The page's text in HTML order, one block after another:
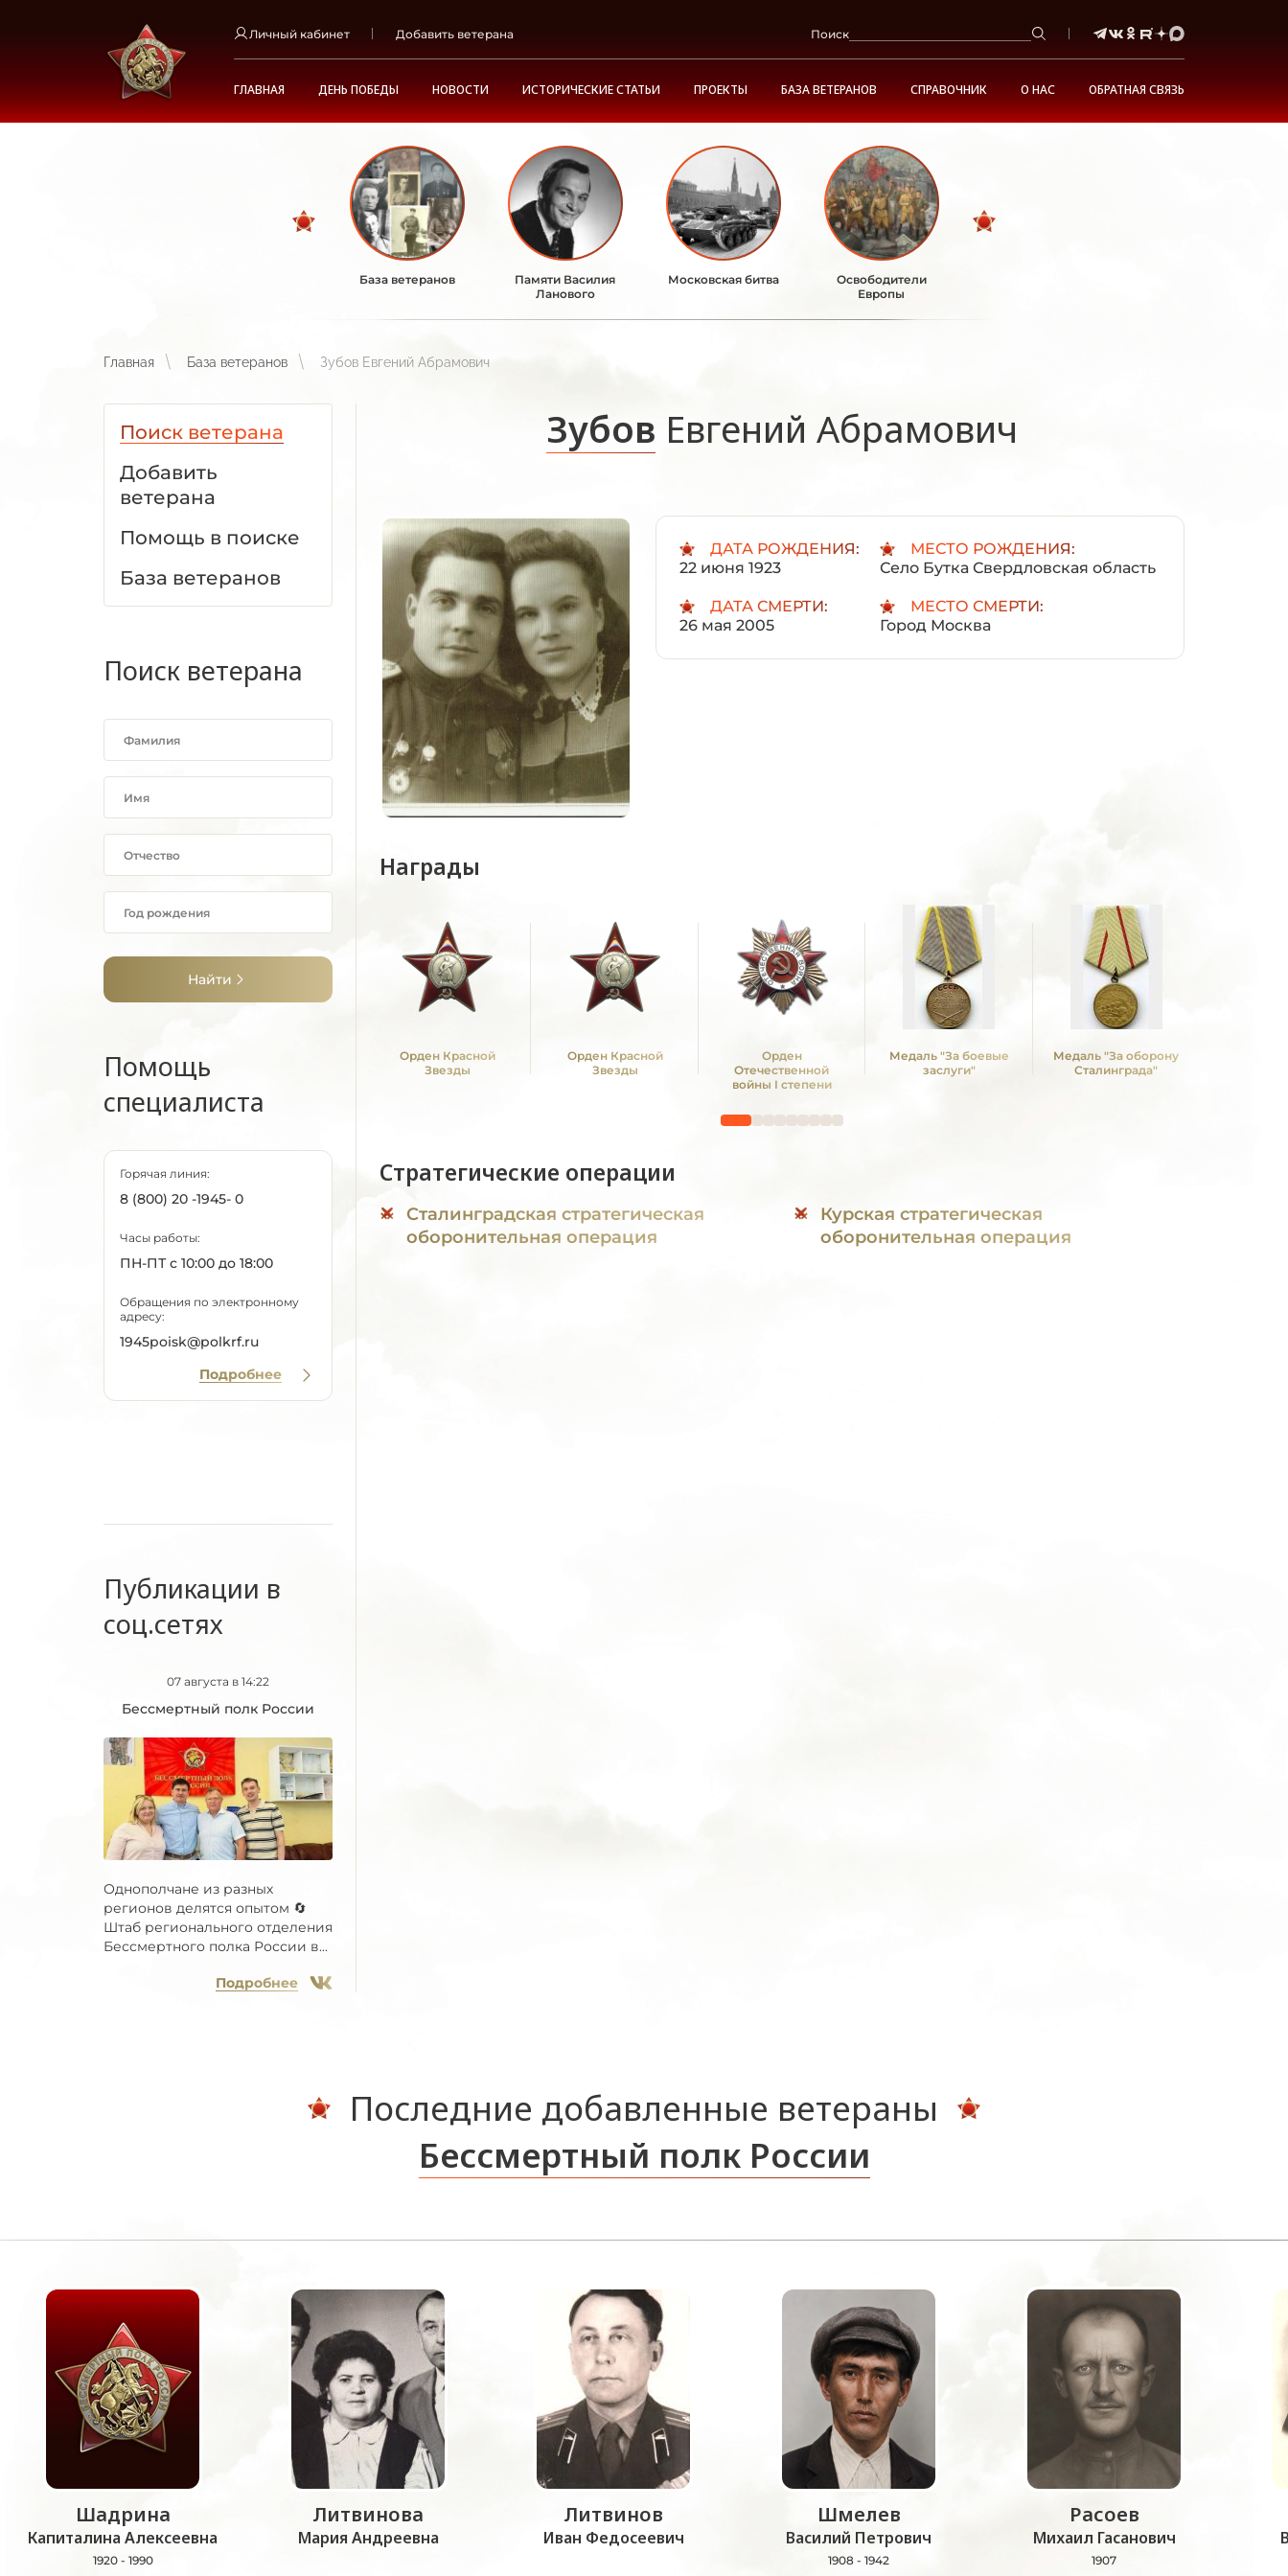
Личный кабинет Добавить ветерана Поиск
ГЛАВНАЯ ДЕНЬ ПОБЕДЫ НОВОСТИ ИСТОРИЧЕСКИЕ СТАТЬИ ПРОЕКТЫ БАЗА ВЕТЕРАНОВ СПРАВОЧНИК О НАС ОБРАТНАЯ СВЯЗЬ
База ветеранов
Памяти Василия
Ланового
Московская битва
Освободители
Европы
Главная База ветеранов Зубов Евгений Абрамович
Поиск ветерана
Добавить
ветерана
Помощь в поиске
База ветеранов
Поиск ветерана
Найти
Помощь
специалиста
Горячая линия:
8 (800) 20 -1945- 0
Часы работы:
ПН-ПТ с 10:00 до 18:00
Обращения по электронному
адресу:
1945poisk@polkrf.ru
Подробнее
Публикации в
соц.сетях
07 августа в 14:22
Бессмертный полк России
Однополчане из разных
регионов делятся опытом 🔄
Штаб регионального отделения
Бессмертного полка России в...
Подробнее
Зубов Евгений Абрамович
ДАТА РОЖДЕНИЯ:
22 июня 1923
МЕСТО РОЖДЕНИЯ:
Село Бутка Свердловская область
ДАТА СМЕРТИ:
26 мая 2005
МЕСТО СМЕРТИ:
Город Москва
Награды
Орден Красной
Звезды
Орден Красной
Звезды
Орден
Отечественной
войны I степени
Медаль "За боевые
заслуги"
Медаль "За оборону
Сталинграда"
Стратегические операции
Сталинградская стратегическая
оборонительная операция
Курская стратегическая
оборонительная операция
Последние добавленные ветераны
Бессмертный полк России
Шадрина
Капиталина Алексеевна
1920 - 1990
Литвинова
Мария Андреевна
Литвинов
Иван Федосеевич
Шмелев
Василий Петрович
1908 - 1942
Расоев
Михаил Гасанович
1907